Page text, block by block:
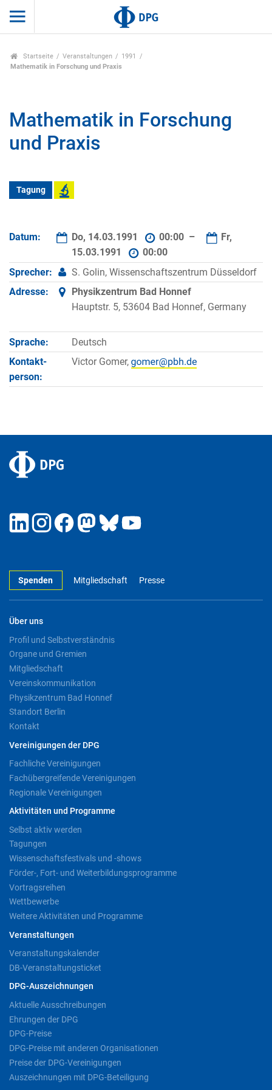
Startseite Veranstaltungen
1991
Mathematik in Forschung und Praxis
Mathematik in Forschung
und Praxis
Tagung
Datum: Do, 14.03.1991 00:00 –
Fr,
15.03.1991
00:00
Sprecher:
S. Golin, Wissenschaftszentrum Düsseldorf
Adresse:
Physikzentrum Bad Honnef
Hauptstr. 5, 53604 Bad Honnef, Germany
Sprache:
Deutsch
Kontakt­
person:
Victor Gomer,
Spenden Mitgliedschaft Presse
Über uns
Profil und Selbstverständnis
Organe und Gremien
Mitgliedschaft
Vereinskommunikation
Physikzentrum Bad Honnef
Standort Berlin
Kontakt
Vereinigungen der DPG
Fachliche Vereinigungen
Fachübergreifende Vereinigungen
Regionale Vereinigungen
Aktivitäten und Programme
Selbst aktiv werden
Tagungen
Wissenschaftsfestivals und -shows
Förder-, Fort- und Weiterbildungsprogramme
Vortragsreihen
Wettbewerbe
Weitere Aktivitäten und Programme
Veranstaltungen
Veranstaltungskalender
DB-Veranstaltungsticket
DPG-Auszeichnungen
Aktuelle Ausschreibungen
Ehrungen der DPG
DPG-Preise
DPG-Preise mit anderen Organisationen
Preise der DPG-Vereinigungen
Auszeichnungen mit DPG-Beteiligung